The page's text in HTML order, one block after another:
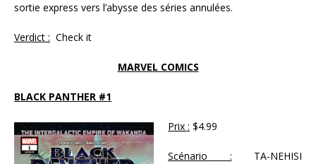
sortie express vers l’abysse des séries annulées.
Verdict : Check it
MARVEL COMICS
BLACK PANTHER #1
Prix : $4.99
Scénario : TA-NEHISI